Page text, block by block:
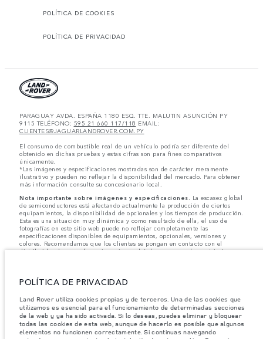
POLÍTICA DE COOKIES
POLÍTICA DE PRIVACIDAD
PARAGUAY AVDA. ESPAÑA 1180 ESQ. TTE. MALUTIN ASUNCIÓN PY
9115 TELÉFONO: 595 21 660 117/118 EMAIL:
CLIENTES@JAGUARLANDROVER.COM.PY
El consumo de combustible real de un vehículo podría ser diferente del
obtenido en dichas pruebas y estas cifras son para fines comparativos
únicamente.
*Las imágenes y especificaciones mostradas son de carácter meramente
ilustrativo y pueden no reflejar la disponibilidad del mercado. Para obtener
más información consulte su concesionario local.
Nota importante sobre imágenes y especificaciones. La escasez global
de semiconductores está afectando actualmente la producción de ciertos
equipamientos, la disponibilidad de opcionales y los tiempos de producción.
Esta es una situación muy dinámica y como resultado de ella, el uso de
fotografías en este sitio web puede no reflejar completamente las
especificaciones disponibles de equipamientos, opcionales, versiones y
colores. Recomendamos que los clientes se pongan en contacto con el
distribuidor de su preferencia, quien podrá dar a conocer las restricciones
Jaguar Land Rover Limited busca constantemente nuevas formas de mejorar
accesorios, por lo que se producen modificaciones de forma continua y sin
previo aviso. Según el modelo, algunas funciones serán opcionales o
vendrán incluidas de serie. La información, las especificaciones, los motores
y los colores que aparecen en esta página web se basan en las
especificaciones europeas. Estos pueden variar en función del mercado y
pueden ser modificados sin previo aviso. Algunos vehículos se muestran con
POLÍTICA DE PRIVACIDAD
Land Rover utiliza cookies propias y de terceros. Una de las cookies que
utilizamos es esencial para el funcionamiento de determinadas secciones
de la web y ya ha sido activada. Si lo deseas, puedes eliminar y bloquear
todas las cookies de esta web, aunque de hacerlo es posible que algunos
elementos no funcionen correctamente. Si continuas navegando